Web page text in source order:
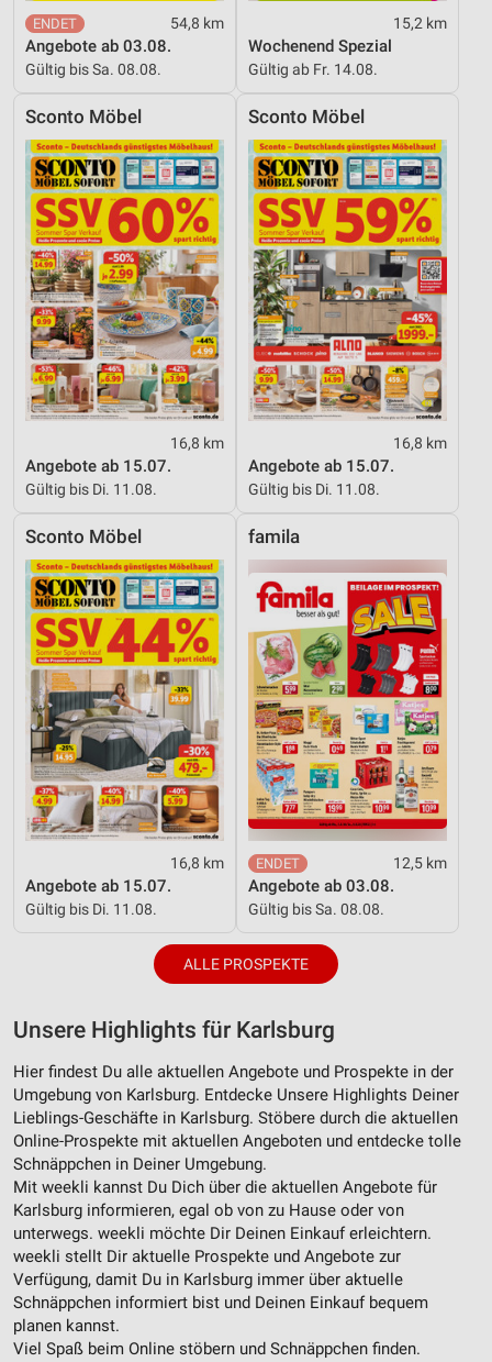
54,8 km
Angebote ab 03.08.
Gültig bis Sa. 08.08.
15,2 km
Wochenend Spezial
Gültig ab Fr. 14.08.
Sconto Möbel
16,8 km
Angebote ab 15.07.
Gültig bis Di. 11.08.
Sconto Möbel
16,8 km
Angebote ab 15.07.
Gültig bis Di. 11.08.
Sconto Möbel
16,8 km
Angebote ab 15.07.
Gültig bis Di. 11.08.
famila
12,5 km
Angebote ab 03.08.
Gültig bis Sa. 08.08.
ALLE PROSPEKTE
Unsere Highlights für Karlsburg
Hier findest Du alle aktuellen Angebote und Prospekte in der
Umgebung von Karlsburg. Entdecke Unsere Highlights Deiner
Lieblings-Geschäfte in Karlsburg. Stöbere durch die aktuellen
Online-Prospekte mit aktuellen Angeboten und entdecke tolle
Schnäppchen in Deiner Umgebung.
Mit weekli kannst Du Dich über die aktuellen Angebote für
Karlsburg informieren, egal ob von zu Hause oder von
unterwegs. weekli möchte Dir Deinen Einkauf erleichtern.
weekli stellt Dir aktuelle Prospekte und Angebote zur
Verfügung, damit Du in Karlsburg immer über aktuelle
Schnäppchen informiert bist und Deinen Einkauf bequem
planen kannst.
Viel Spaß beim Online stöbern und Schnäppchen finden.
Werbung